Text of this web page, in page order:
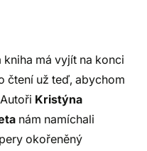
má vyjít na konci
čtení už teď, abychom
Kristýna
nám namíchali
okořeněný